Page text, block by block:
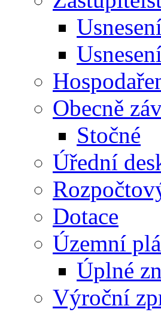
Obecně
Stočné
Úřední
Dotace
Územní
Úplné
Výroční